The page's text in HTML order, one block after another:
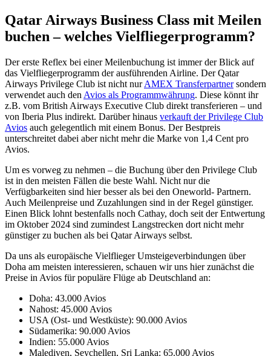
Qatar Airways Business Class mit Meilen
buchen – welches Vielfliegerprogramm?
Der erste Reflex bei einer Meilenbuchung ist immer der Blick auf
das Vielfliegerprogramm der ausführenden Airline. Der Qatar
Airways Privilege Club ist nicht nurAMEX Transferpartnersondern
verwendet auch den Avios als Programmwährung. Diese könnt ihr
z.B. vom British Airways Executive Club direkt transferieren – und
von Iberia Plus indirekt. Darüber hinaus verkauft der Privilege Club
Avios auch gelegentlich mit einem Bonus. Der Bestpreis
unterschreitet dabei aber nicht mehr die Marke von 1,4 Cent pro
Avios.
Um es vorweg zu nehmen – die Buchung über den Privilege Club
ist in den meisten Fällen die beste Wahl. Nicht nur die
Verfügbarkeiten sind hier besser als bei den Oneworld- Partnern.
Auch Meilenpreise und Zuzahlungen sind in der Regel günstiger.
Einen Blick lohnt bestenfalls noch Cathay, doch seit der Entwertung
im Oktober 2024 sind zumindest Langstrecken dort nicht mehr
günstiger zu buchen als bei Qatar Airways selbst.
Da uns als europäische Vielflieger Umsteigeverbindungen über
Doha am meisten interessieren, schauen wir uns hier zunächst die
Preise in Avios für populäre Flüge ab Deutschland an:
Doha: 43.000 Avios
Nahost: 45.000 Avios
USA (Ost- und Westküste): 90.000 Avios
Südamerika: 90.000 Avios
Indien: 55.000 Avios
Malediven, Seychellen, Sri Lanka: 65.000 Avios